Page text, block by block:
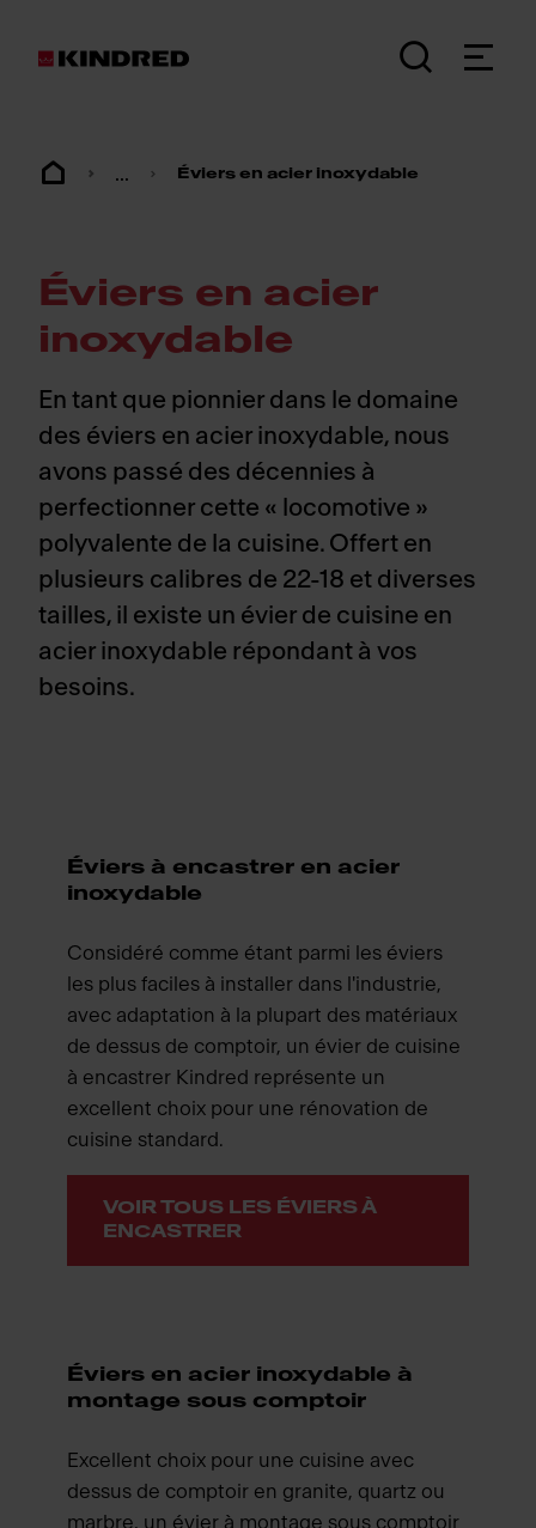
... Éviers en acier inoxydable
Éviers en acier
inoxydable
En tant que pionnier dans le domaine
des éviers en acier inoxydable, nous
avons passé des décennies à
perfectionner cette « locomotive »
polyvalente de la cuisine. Offert en
plusieurs calibres de 22-18 et diverses
tailles, il existe un évier de cuisine en
acier inoxydable répondant à vos
besoins.
Éviers à encastrer en acier
inoxydable
Considéré comme étant parmi les éviers
les plus faciles à installer dans l'industrie,
avec adaptation à la plupart des matériaux
de dessus de comptoir, un évier de cuisine
à encastrer Kindred représente un
excellent choix pour une rénovation de
cuisine standard.
VOIR TOUS LES ÉVIERS À
ENCASTRER
Éviers en acier inoxydable à
montage sous comptoir
Excellent choix pour une cuisine avec
dessus de comptoir en granite, quartz ou
marbre, un évier à montage sous comptoir